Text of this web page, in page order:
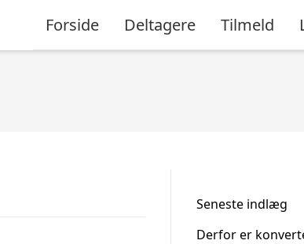
Forside Deltagere Tilmeld
Seneste indlæg
Derfor er